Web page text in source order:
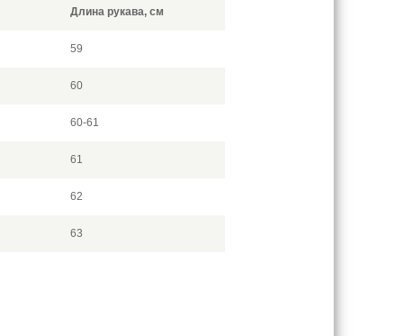
Длина рукава, см
59
60
60-61
61
62
63